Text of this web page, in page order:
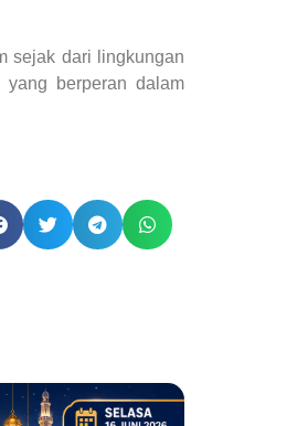
sejak dari lingkungan
berperan dalam